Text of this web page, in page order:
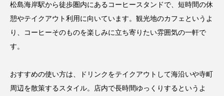
松島海岸駅から徒歩圏内にあるコーヒースタンドで、短時間の休
憩やテイクアウト利用に向いています。観光地のカフェというよ
り、コーヒーそのものを楽しみに立ち寄りたい雰囲気の一軒で
す。
おすすめの使い方は、ドリンクをテイクアウトして海沿いや寺町
周辺を散策するスタイル。店内で長時間ゆっくりするというよ